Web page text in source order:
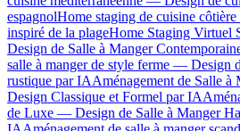
espagnolHome staging de cuisine
inspiré de la plageHome Staging Virtuel
Design de Salle à Manger
salle à manger de style ferme — Design
rustique par IAAménagement de Salle
Design Classique et Formel par IA
de Luxe — Design de Salle à Manger